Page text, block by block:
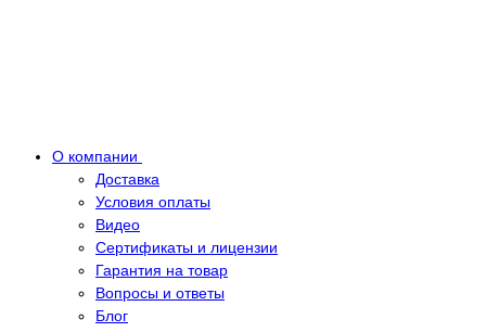
О компании
Доставка
Условия оплаты
Видео
Сертификаты и лицензии
Гарантия на товар
Вопросы и ответы
Блог